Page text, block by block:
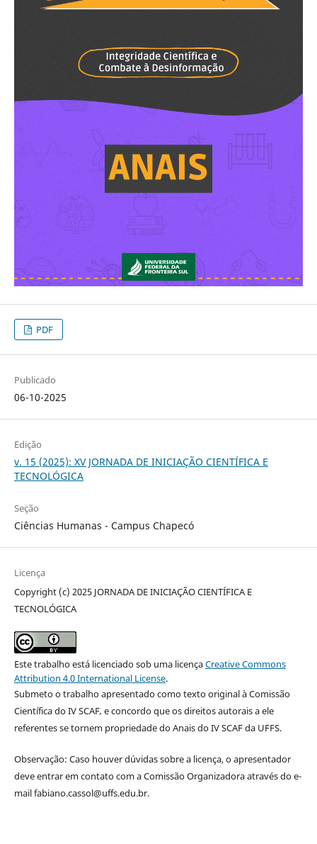
PDF
Publicado
06-10-2025
Edição
v. 15 (2025): XV JORNADA DE INICIAÇÃO CIENTÍFICA E
TECNOLÓGICA
Seção
Ciências Humanas - Campus Chapecó
Licença
Copyright (c) 2025 JORNADA DE INICIAÇÃO CIENTÍFICA E
TECNOLÓGICA
Este trabalho está licenciado sob uma licençaCreative Commons
Attribution 4.0 International License.
Submeto o trabalho apresentado como texto original à Comissão
Científica do IV SCAF, e concordo que os direitos autorais a ele
referentes se tornem propriedade do Anais do IV SCAF da UFFS.
Observação: Caso houver dúvidas sobre a licença, o apresentador
deve entrar em contato com a Comissão Organizadora através do e-
mail fabiano.cassol@uffs.edu.br.